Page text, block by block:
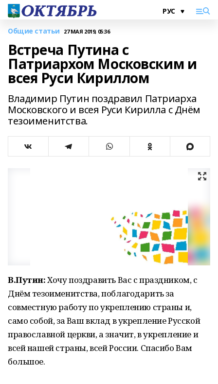
Общие статьи 27 МАЯ 2019, 05:36
Встреча Путина с
Патриархом Московским и
всея Руси Кириллом
Владимир Путин поздравил Патриарха
Московского и всея Руси Кирилла с Днём
тезоименитства.
В.Путин:Хочу поздравить Вас с праздником, с
Днём тезоименитства, поблагодарить за
совместную работу по укреплению страны и,
само собой, за Ваш вклад в укрепление Русской
православной церкви, а значит, в укрепление и
всей нашей страны, всей России. Спасибо Вам
большое.